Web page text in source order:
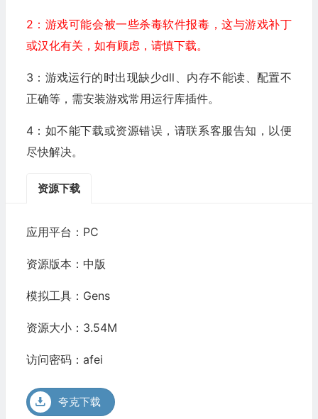
2：游戏可能会被一些杀毒软件报毒，这与游戏补丁
或汉化有关，如有顾虑，请慎下载。
3：游戏运行的时出现缺少dll、内存不能读、配置不
正确等，需安装游戏常用运行库插件。
4：如不能下载或资源错误，请联系客服告知，以便
尽快解决。
资源下载
应用平台：PC
资源版本：中版
模拟工具：Gens
资源大小：3.54M
访问密码：afei
夸克下载